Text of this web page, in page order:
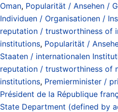
Oman, Popularität / Ansehen /
Individuen / Organisationen /
reputation / trustworthiness of
institutions, Popularität /
Staaten / internationalen
reputation / trustworthiness of
institutions, Premierminister /
Président de la République
State Department (defined by